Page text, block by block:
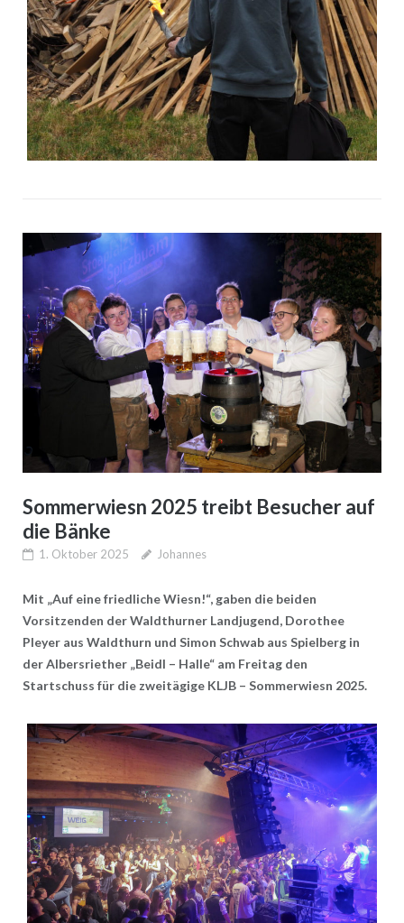
Sommerwiesn 2025 treibt Besucher auf
die Bänke
1. Oktober 2025 Johannes
Mit „Auf eine friedliche Wiesn!“, gaben die beiden
Vorsitzenden der Waldthurner Landjugend, Dorothee
Pleyer aus Waldthurn und Simon Schwab aus Spielberg in
der Albersriether „Beidl – Halle“ am Freitag den
Startschuss für die zweitägige KLJB – Sommerwiesn 2025.